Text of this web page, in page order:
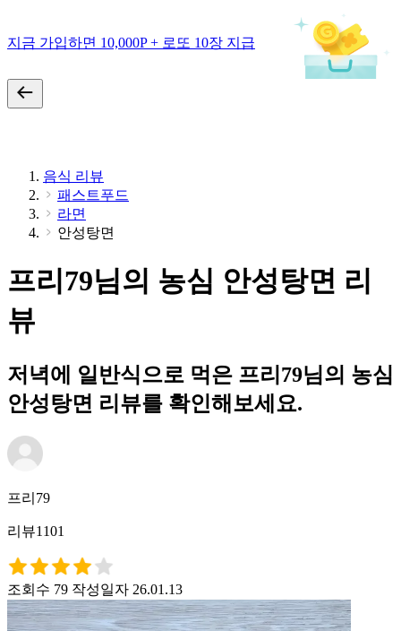
지금 가입하면 10,000P + 로또 10장 지급
음식 리뷰
패스트푸드
라면
안성탕면
프리79님의 농심 안성탕면 리
뷰
저녁에 일반식으로 먹은 프리79님의 농심
안성탕면 리뷰를 확인해보세요.
프리79
리뷰1101
조회수 79 작성일자 26.01.13